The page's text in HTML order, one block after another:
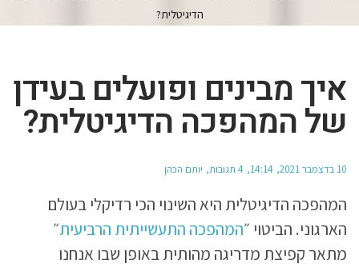
הדיגיטלית?
איך מבינים ופועלים בעידן
של המהפכה הדיגיטלית?
10 בדצמבר 2021 14:14 4 תגובות יותם הכהן
המהפכה הדיגיטלית היא השינוי הכי רדיקלי בעולם
הארגוני. הביטוי ״המהפכה התעשייתית הרביעית״
מתאר קפיצת מדריגה מהותית באופן שבו אנחנו